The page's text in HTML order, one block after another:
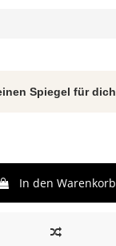
In den Warenkorb
Spiegel für dich